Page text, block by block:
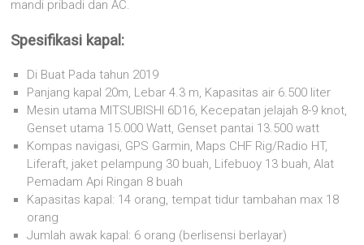
mandi pribadi dan AC.
Spesifikasi kapal:
Di Buat Pada tahun 2019
Panjang kapal 20m, Lebar 4.3 m, Kapasitas air 6.500 liter
Mesin utama MITSUBISHI 6D16, Kecepatan jelajah 8-9 knot,
Genset utama 15.000 Watt, Genset pantai 13.500 watt
Kompas navigasi, GPS Garmin, Maps CHF Rig/Radio HT,
Liferaft, jaket pelampung 30 buah, Lifebuoy 13 buah, Alat
Pemadam Api Ringan 8 buah
Kapasitas kapal: 14 orang, tempat tidur tambahan max 18
orang
Jumlah awak kapal: 6 orang (berlisensi berlayar)